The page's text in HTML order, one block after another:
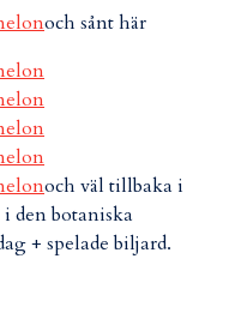
och sånt här
och väl tillbaka i
den botaniska
+ spelade biljard.